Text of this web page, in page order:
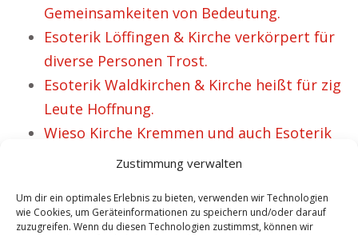
Zustimmung verwalten
Um dir ein optimales Erlebnis zu bieten, verwenden wir Technologien
wie Cookies, um Geräteinformationen zu speichern und/oder darauf
zuzugreifen. Wenn du diesen Technologien zustimmst, können wir
Gemeinsamkeiten von Bedeutung.
Esoterik Löffingen & Kirche verkörpert für
diverse Personen Trost.
Esoterik Waldkirchen & Kirche heißt für zig
Leute Hoffnung.
Wieso Kirche Kremmen und auch Esoterik
förderlich erscheint.
VORHERIGER ARTIKEL NÄCHSTER ARTIKEL